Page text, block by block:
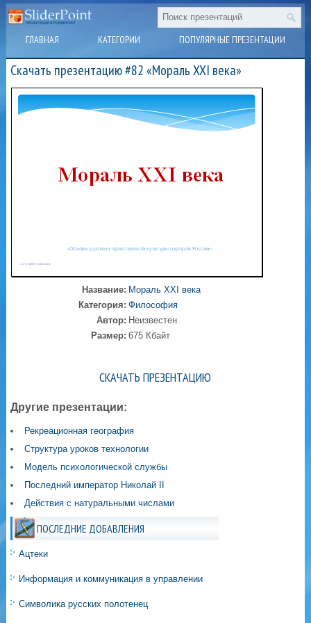
ГЛАВНАЯ КАТЕГОРИИ ПОПУЛЯРНЫЕ ПРЕЗЕНТАЦИИ
Скачать презентацию #82 «Мораль XXI века»
Название: Мораль XXI века
Категория: Философия
Автор: Неизвестен
Размер: 675 Кбайт
СКАЧАТЬ ПРЕЗЕНТАЦИЮ
Другие презентации:
Рекреационная география
Структура уроков технологии
Модель психологической службы
Последний император Николай II
Действия с натуральными числами
ПОСЛЕДНИЕ ДОБАВЛЕНИЯ
Ацтеки
Информация и коммуникация в управлении
Символика русских полотенец